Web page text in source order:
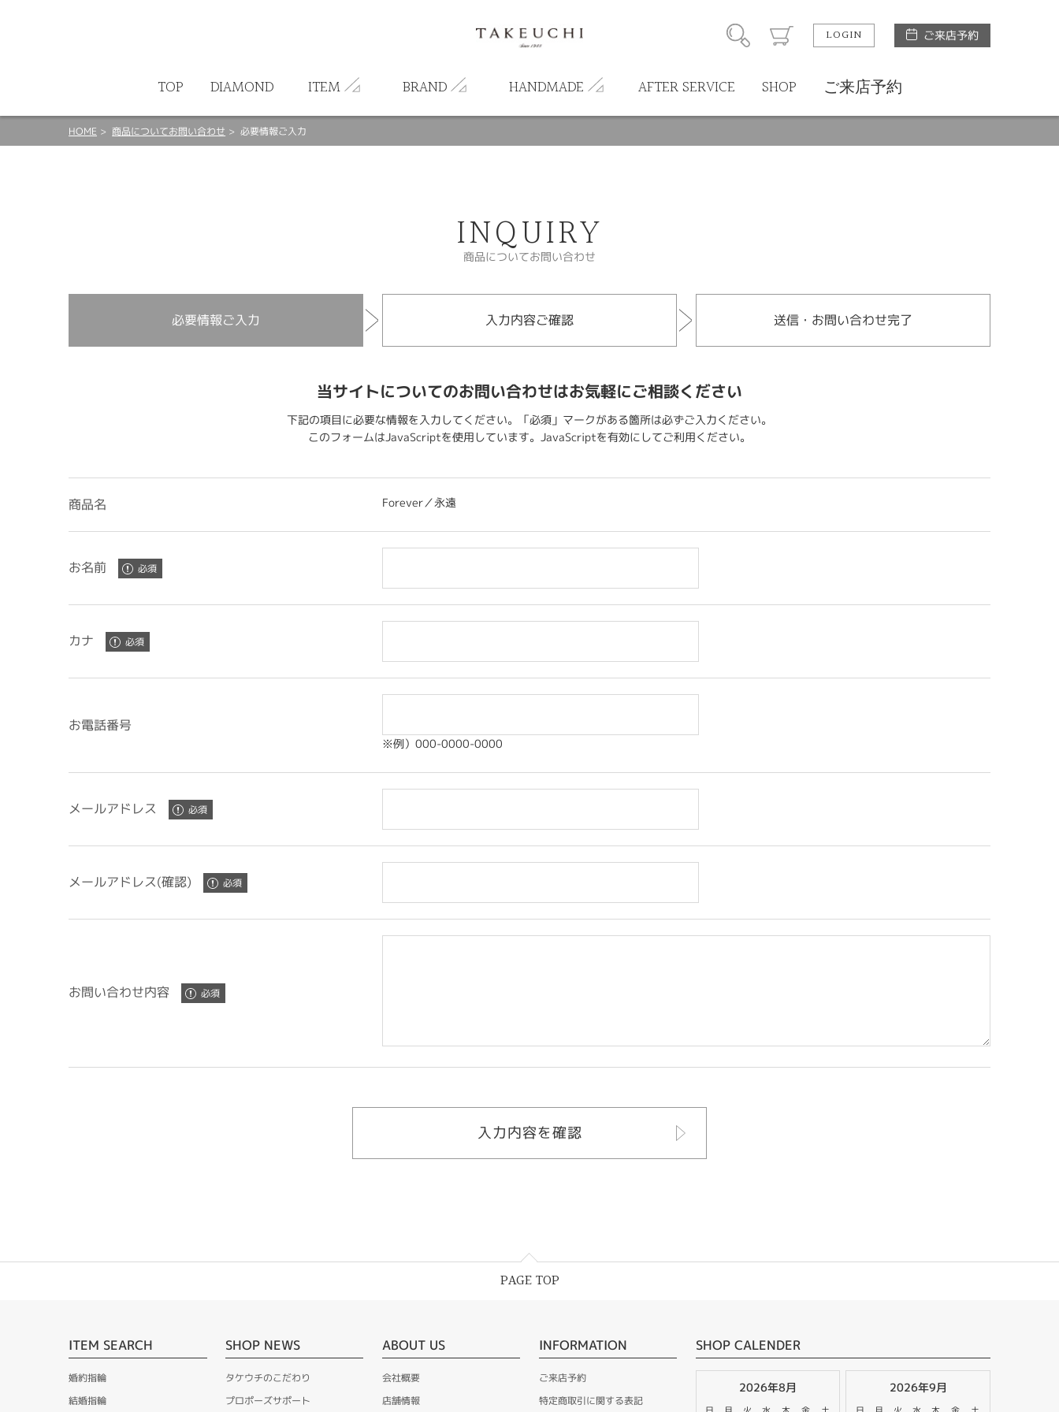
LOGIN ご来店予約
TOP DIAMOND ITEM BRAND HANDMADE AFTER SERVICE SHOP ご来店予約
HOME 商品についてお問い合わせ 必要情報ご入力
INQUIRY
商品についてお問い合わせ
必要情報ご入力 入力内容ご確認 送信・お問い合わせ完了
当サイトについてのお問い合わせはお気軽にご相談ください
下記の項目に必要な情報を入力してください。「必須」マークがある箇所は必ずご入力ください。
このフォームはJavaScriptを使用しています。JavaScriptを有効にしてご利用ください。
商品名 Forever／永遠
お名前
カナ
お電話番号
※例）000-0000-0000
メールアドレス
メールアドレス(確認)
お問い合わせ内容
PAGE TOP
ITEM SEARCH
婚約指輪
結婚指輪
SHOP NEWS
タケウチのこだわり
プロポーズサポート
ABOUT US
会社概要
店舗情報
INFORMATION
ご来店予約
特定商取引に関する表記
SHOP CALENDER
2026年8月 2026年9月